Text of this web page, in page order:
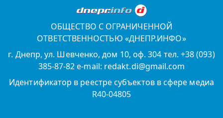
ОБЩЕСТВО С ОГРАНИЧЕННОЙ
ОТВЕТСТВЕННОСТЬЮ «ДНЕПР.ИНФО»
г. Днепр, ул. Шевченко, дом 10, оф. 304 тел. +38 (093)
385-87-82 e-mail: redakt.di@gmail.com
Идентификатор в реестре субъектов в сфере медиа
R40-04805